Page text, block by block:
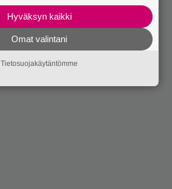
Hyväksyn kaikki
Omat valintani
Tietosuojakäytäntömme